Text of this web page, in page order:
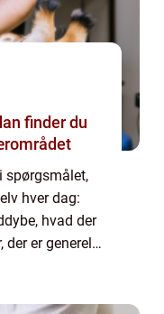
spørgsmålet,
hver dag:
hvad der
der er generelt